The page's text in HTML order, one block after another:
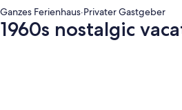
Ganzes Ferienhaus·Privater Gastgeber
1960s nostalgic